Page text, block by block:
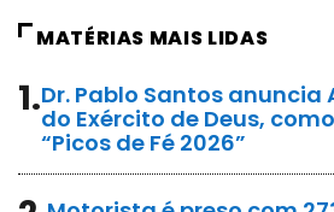
MATÉRIAS MAIS LIDAS
1.Dr. Pablo Santos anuncia
do Exército de Deus,
“Picos de Fé 2026”